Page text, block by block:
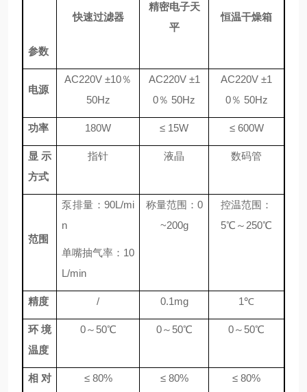
参数
快速过滤器
精密电子天
平
恒温干燥箱
电源
AC220V ±10％
50Hz
AC220V ±1
0％ 50Hz
AC220V ±1
0％ 50Hz
功率 180W ≤ 15W ≤600W
显示
方式
指针 液晶 数码管
范围
泵排量：90L/mi
n
单嘴抽气率：10
L/min
称量范围：0
~200g
控温范围：
5℃～250℃
精度 / 0.1mg 1℃
环境
温度
0～50℃ 0～50℃ 0～50℃
相对
≤80% ≤80% ≤ 80%